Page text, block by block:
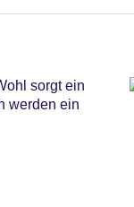
sorgt ein
werden ein